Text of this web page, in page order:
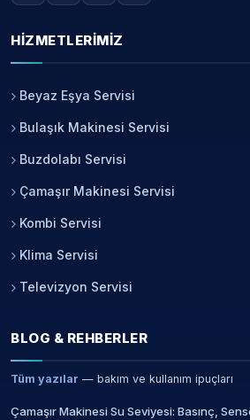
HIZMETLERIMIZ
Beyaz Eşya Servisi
Bulaşık Makinesi Servisi
Buzdolabı Servisi
Çamaşır Makinesi Servisi
Kombi Servisi
Klima Servisi
Televizyon Servisi
BLOG & REHBERLER
Tüm yazılar — bakım ve kullanım ipuçları
Çamaşır Makinesi Su Seviyesi: Basınç,